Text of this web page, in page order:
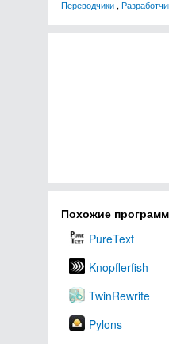
Переводчики ,
Похожие
PureText
Knopflerfish
TwinRewrite
Pylons